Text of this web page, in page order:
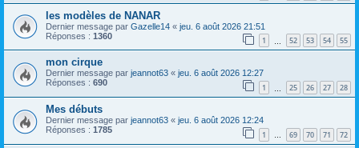
les modèles de NANAR
Dernier message par Gazelle14 « jeu. 6 août 2026 21:51
Réponses : 1360 1 52 53 54 55
mon cirque
Dernier message par jeannot63 « jeu. 6 août 2026 12:27
Réponses : 690 1 25 26 27 28
Mes débuts
Dernier message par jeannot63 « jeu. 6 août 2026 12:24
Réponses : 1785 1 … 69 70 71 72